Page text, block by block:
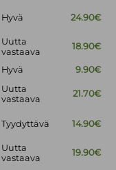
Hyvä 24.90€
Uutta
vastaava
18.90€
Hyvä
9.90€
Uutta
vastaava
21.70€
Tyydyttävä 14.90€
Uutta
vastaava
19.90€